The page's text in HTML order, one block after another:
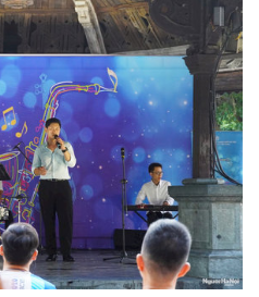
và các nghệ sĩ Bình Minh Jazz
nhạc giàu cảm xúc ngay giữa